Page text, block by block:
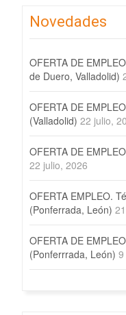
Novedades
OFERTA DE
de Duero, Valladolid)
OFERTA DE
(Valladolid) 22 julio,
OFERTA DE
22 julio, 2026
OFERTA EMPLEO.
(Ponferrada, León)
OFERTA DE
(Ponferrrada, León)